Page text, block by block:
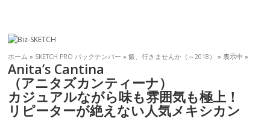
ホーム » SKETCH PRO バックナンバー »飯、行きませんか（～2018） » 表示中 »
Anita’s Cantina
（アニタズカンティーナ）
カジュアルながら味も雰囲気も極上！
リピーターが絶えない人気メキシカン